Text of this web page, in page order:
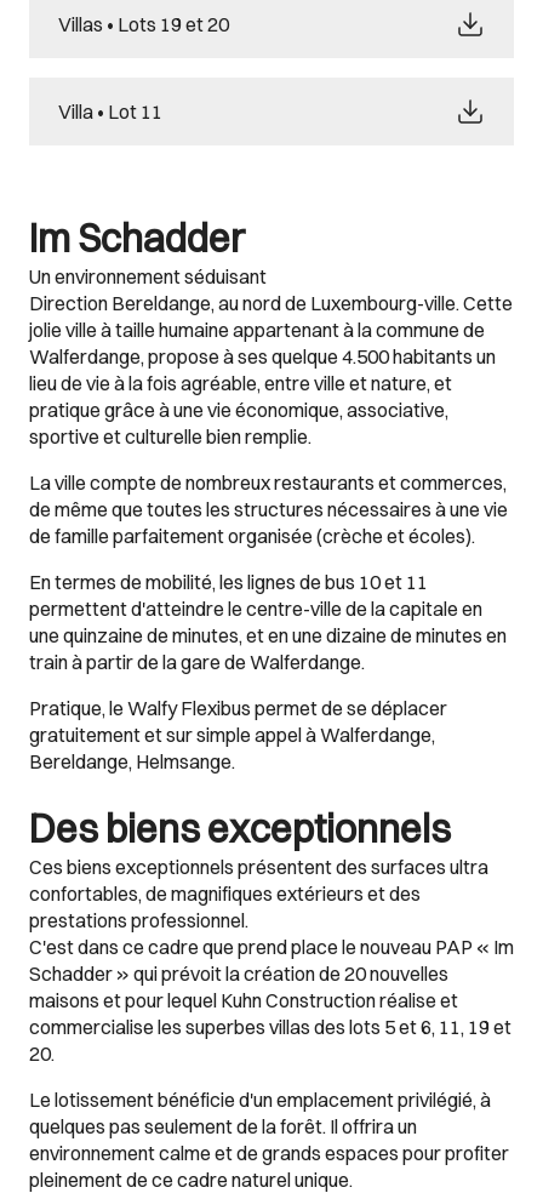
Villas • Lots 19 et 20
Villa • Lot 11
Im Schadder
Un environnement séduisant
Direction Bereldange, au nord de Luxembourg-ville. Cette
jolie ville à taille humaine appartenant à la commune de
Walferdange, propose à ses quelque 4.500 habitants un
lieu de vie à la fois agréable, entre ville et nature, et
pratique grâce à une vie économique, associative,
sportive et culturelle bien remplie.
La ville compte de nombreux restaurants et commerces,
de même que toutes les structures nécessaires à une vie
de famille parfaitement organisée (crèche et écoles).
En termes de mobilité, les lignes de bus 10 et 11
permettent d'atteindre le centre-ville de la capitale en
une quinzaine de minutes, et en une dizaine de minutes en
train à partir de la gare de Walferdange.
Pratique, le Walfy Flexibus permet de se déplacer
gratuitement et sur simple appel à Walferdange,
Bereldange, Helmsange.
Des biens exceptionnels
Ces biens exceptionnels présentent des surfaces ultra
confortables, de magnifiques extérieurs et des
prestations professionnel.
C'est dans ce cadre que prend place le nouveau PAP « Im
Schadder » qui prévoit la création de 20 nouvelles
maisons et pour lequel Kuhn Construction réalise et
commercialise les superbes villas des lots 5 et 6, 11, 19 et
20.
Le lotissement bénéficie d'un emplacement privilégié, à
quelques pas seulement de la forêt. Il offrira un
environnement calme et de grands espaces pour profiter
pleinement de ce cadre naturel unique.